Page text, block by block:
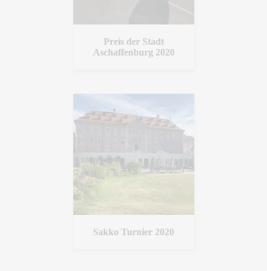
Preis der Stadt
Aschaffenburg 2020
Sakko Turnier 2020